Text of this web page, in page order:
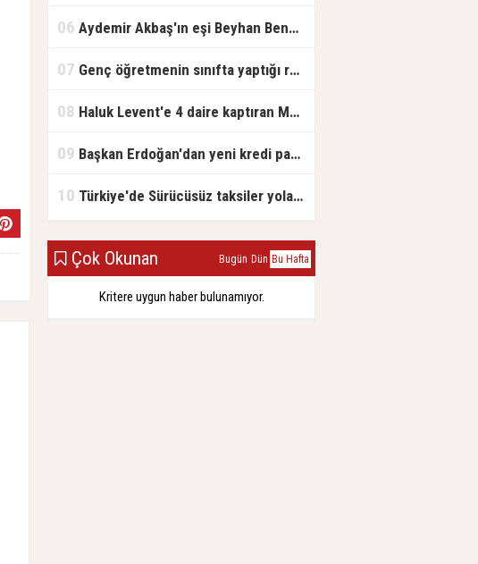
06 Aydemir Akbaş'ın eşi Beyhan Benek Akbaş hayatını kaybetti
07 Genç öğretmenin sınıfta yaptığı rezil paylaşım
08 Haluk Levent'e 4 daire kaptıran Müteahhit soluğu savcılıkta aldı
09 Başkan Erdoğan'dan yeni kredi paketi müjdesi: 6 ay geri ödemesiz, 36 ay vadeli
10 Türkiye'de Sürücüsüz taksiler yola çıkmaya hazırlanıyor
Çok Okunan Bugün Dün Bu Hafta
Kritere uygun haber bulunamıyor.